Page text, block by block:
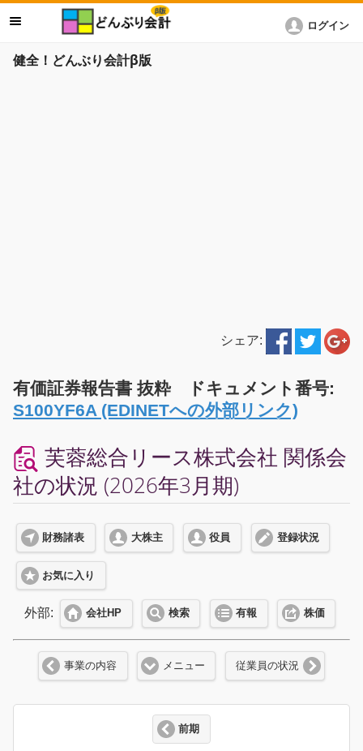
健全！どんぶり会計β版
ログイン
シェア:
有価証券報告書 抜粋 ドキュメント番号:
S100YF6A (EDINETへの外部リンク)
芙蓉総合リース株式会社 関係会
社の状況 (2026年3月期)
財務諸表 大株主 役員 登録状況
お気に入り
外部: 会社HP 検索 有報 株価
事業の内容 メニュー 従業員の状況
前期